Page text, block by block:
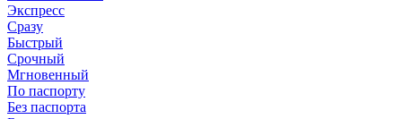
Экспресс
Сразу
Быстрый
Срочный
Мгновенный
По паспорту
Без паспорта